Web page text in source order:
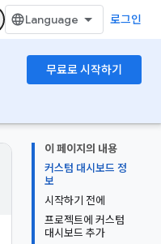
로그인
무료로 시작하기
이 페이지의 내용
커스텀 대시보드 정
보
시작하기 전에
프로젝트에 커스텀
대시보드 추가